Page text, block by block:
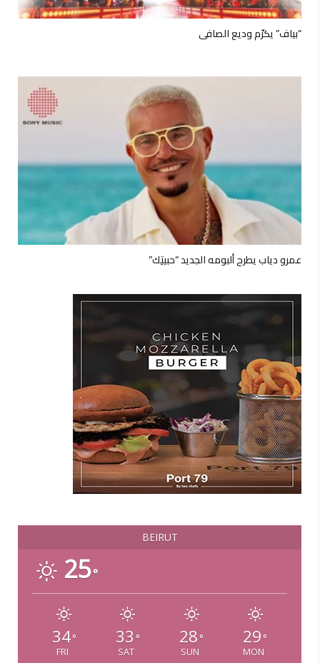
“بياف” يكرّم وديع الصافي
عمرو دياب يطرح ألبومه الجديد “حبيتِك”
BEIRUT
25°
34°
FRI
33 °
SAT
28 °
SUN
29 °
MON